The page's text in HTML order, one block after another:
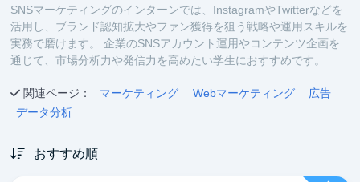
SNSマーケティングのインターンでは、InstagramやTwitterなどを
活用し、ブランド認知拡大やファン獲得を狙う戦略や運用スキルを
実務で磨けます。 企業のSNSアカウント運用やコンテンツ企画を
通じて、市場分析力や発信力を高めたい学生におすすめです。
関連ページ： マーケティング Webマーケティング
広告
データ分析
おすすめ順